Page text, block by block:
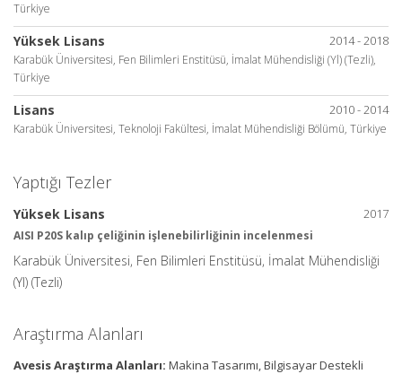
Türkiye
2014 - 2018
Yüksek Lisans
Karabük Üniversitesi, Fen Bilimleri Enstitüsü, İmalat Mühendisliği (Yl) (Tezli),
Türkiye
2010 - 2014
Lisans
Karabük Üniversitesi, Teknoloji Fakültesi, İmalat Mühendisliği Bölümü, Türkiye
Yaptığı Tezler
2017
Yüksek Lisans
AISI P20S kalıp çeliğinin işlenebilirliğinin incelenmesi
Karabük Üniversitesi, Fen Bilimleri Enstitüsü, İmalat Mühendisliği
(Yl) (Tezli)
Araştırma Alanları
Avesis Araştırma Alanları: Makina Tasarımı, Bilgisayar Destekli